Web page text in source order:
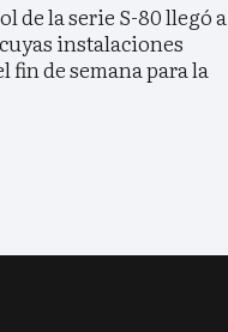
de la serie S-80 llegó a
instalaciones
fin de semana para la